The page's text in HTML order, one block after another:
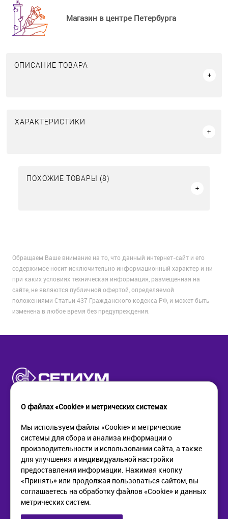
Магазин в центре Петербурга
ОПИСАНИЕ ТОВАРА
ХАРАКТЕРИСТИКИ
ПОХОЖИЕ ТОВАРЫ (8)
Обращаем Ваше внимание на то, что данный интернет-сайт и его
содержимое носит исключительно информационный характер и ни
при каких условиях техническая информация, размещенная на
сайте, не являются публичной офертой, определяемой
положениями Статьи 437 Гражданского кодекса РФ, и может быть
изменена в любое время без предупреждения.
КОМПАНИЯ
О компании
Новости
Контакты
ПОМОЩЬ
Как купить
Доставка
Возврат
ИНФОРМАЦИЯ
web@setium.ru
О файлах «Cookie» и метрических системах
Мы используем файлы «Cookie» и метрические
системы для сбора и анализа информации о
производительности и использовании сайта, а также
для улучшения и индивидуальной настройки
предоставления информации. Нажимая кнопку
«Принять» или продолжая пользоваться сайтом, вы
соглашаетесь на обработку файлов «Cookie» и данных
метрических систем.